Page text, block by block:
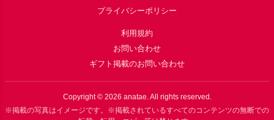
プライバシーポリシー
利用規約
お問い合わせ
ギフト掲載のお問い合わせ
Copyright © 2026 anatae. All rights reserved.
※掲載の写真はイメージです。※掲載されているすべてのコンテンツの無断での